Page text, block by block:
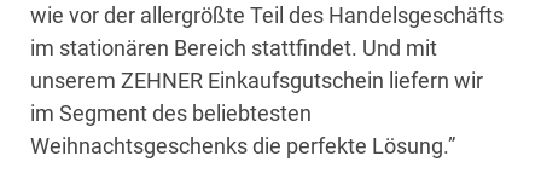
wie vor der allergrößte Teil des Handelsgeschäfts
im stationären Bereich stattfindet. Und mit
unserem ZEHNER Einkaufsgutschein liefern wir
im Segment des beliebtesten
Weihnachtsgeschenks die perfekte Lösung.”